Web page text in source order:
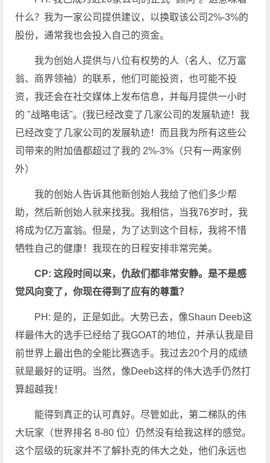
什么？我为一家公司提供建议，以换取该公司2%-3%的
股份，通常我也会投入自己的资金。
我为创始人提供与八位有权势的人（名人、亿万富
翁、商界领袖）的联系，他们可能投资，也可能不投
资，我还会在社交媒体上发布信息，并每月提供一小时
的 "战略电话"。(我已经改变了几家公司的发展轨迹！我
已经改变了几家公司的发展轨迹！而且我为所有这些公
司带来的附加值都超过了我的 2%-3%（只有一两家例
外）
我的创始人告诉其他新创始人我给了他们多少帮
助，然后新创始人就来找我。我相信，当我76岁时，我
将成为亿万富翁。但是，为了达到这个目标，我将不惜
牺牲自己的健康！我现在的日程安排非常完美。
CP: 这段时间以来，仇敌们都非常安静。是不是感
觉风向变了，你现在得到了应有的尊重？
PH: 是的，正是如此。大势已去，像Shaun Deeb这
样最伟大的选手已经给了我GOAT的地位，并承认我是目
前世界上最出色的全能比赛选手。我过去20个月的成绩
就是最好的证明。当然，像Deeb这样的伟大选手仍然打
算超越我！
能得到真正的认可真好。尽管如此，第二梯队的伟
大玩家（世界排名 8-80 位）仍然没有给我这样的感觉。
这个层级的玩家并不了解扑克的伟大之处，他们永远也